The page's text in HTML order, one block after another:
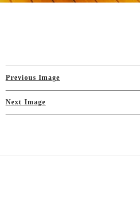
Previous Image
Next Image